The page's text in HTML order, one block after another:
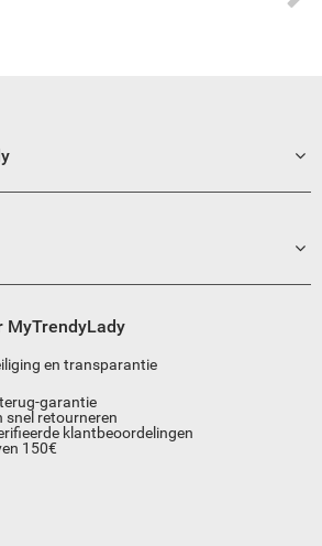
MyTrendyLady
en transparantie
garantie
snel retourneren
klantbeoordelingen
150€